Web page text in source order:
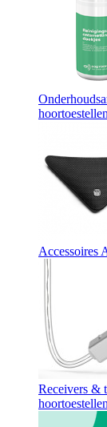
Accessoires
Receivers &